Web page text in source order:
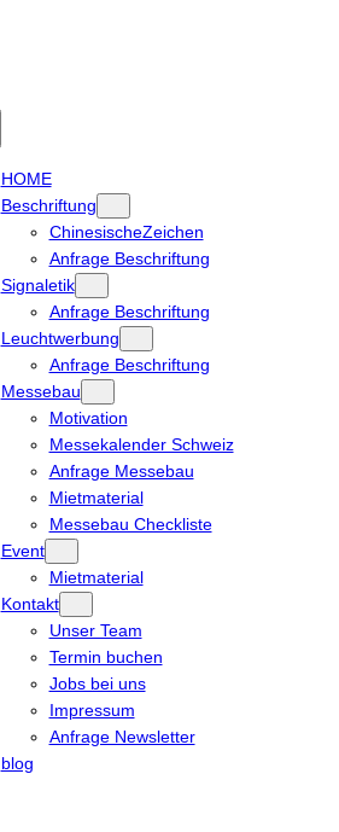
HOME
Beschriftung
ChinesischeZeichen
Anfrage Beschriftung
Signaletik
Anfrage Beschriftung
Leuchtwerbung
Anfrage Beschriftung
Messebau
Motivation
Messekalender Schweiz
Anfrage Messebau
Mietmaterial
Messebau Checkliste
Event
Mietmaterial
Kontakt
Unser Team
Termin buchen
Jobs bei uns
Impressum
Anfrage Newsletter
blog